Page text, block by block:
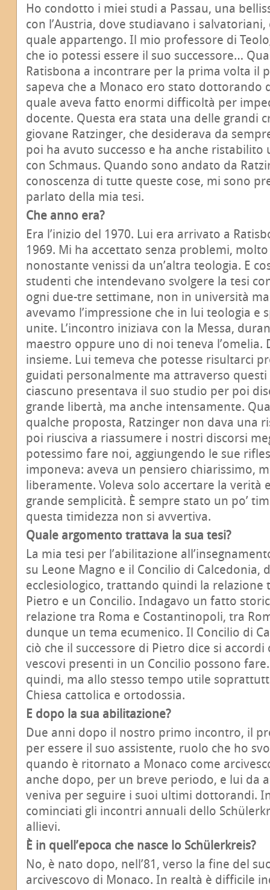
Ho condotto i miei studi a Passau, una
con l’Austria, dove studiavano i
quale appartengo. Il mio professore di
che io potessi essere il suo successore…
Ratisbona a incontrare per la prima volta il
sapeva che a Monaco ero stato dottorando
quale aveva fatto enormi difficoltà per
docente. Questa era stata una delle grandi
giovane Ratzinger, che desiderava da
poi ha avuto successo e ha anche ristabilito
con Schmaus. Quando sono andato da
conoscenza di tutte queste cose, mi sono
parlato della mia tesi.
Che anno era?
Era l’inizio del 1970. Lui era arrivato a
1969. Mi ha accettato senza problemi,
nonostante venissi da un’altra teologia. E
studenti che intendevano svolgere la tesi
ogni due-tre settimane, non in università
avevamo l’impressione che in lui teologia e
unite. L’incontro iniziava con la Messa,
maestro oppure uno di noi teneva l’omelia.
insieme. Lui temeva che potesse risultarci
guidati personalmente ma attraverso
ciascuno presentava il suo studio per poi
grande libertà, ma anche intensamente.
qualche proposta, Ratzinger non dava una
poi riusciva a riassumere i nostri discorsi
potessimo fare noi, aggiungendo le sue
imponeva: aveva un pensiero chiarissimo,
liberamente. Voleva solo accertare la verità
grande semplicità. È sempre stato un po’
questa timidezza non si avvertiva.
Quale argomento trattava la sua tesi?
La mia tesi per l’abilitazione
su Leone Magno e il Concilio di Calcedonia,
ecclesiologico, trattando quindi la relazione
Pietro e un Concilio. Indagavo un fatto
relazione tra Roma e Costantinopoli, tra
dunque un tema ecumenico. Il Concilio di
ciò che il successore di Pietro dice si
vescovi presenti in un Concilio possono
quindi, ma allo stesso tempo utile
Chiesa cattolica e ortodossia.
E dopo la sua abilitazione?
Due anni dopo il nostro primo incontro, il
per essere il suo assistente, ruolo che ho
quando è ritornato a Monaco come
anche dopo, per un breve periodo, e lui da
veniva per seguire i suoi ultimi dottorandi.
cominciati gli incontri annuali dello
allievi.
È in quell’epoca che nasce lo Schülerkreis?
No, è nato dopo, nell’81, verso la fine del
arcivescovo di Monaco. In realtà è difficile